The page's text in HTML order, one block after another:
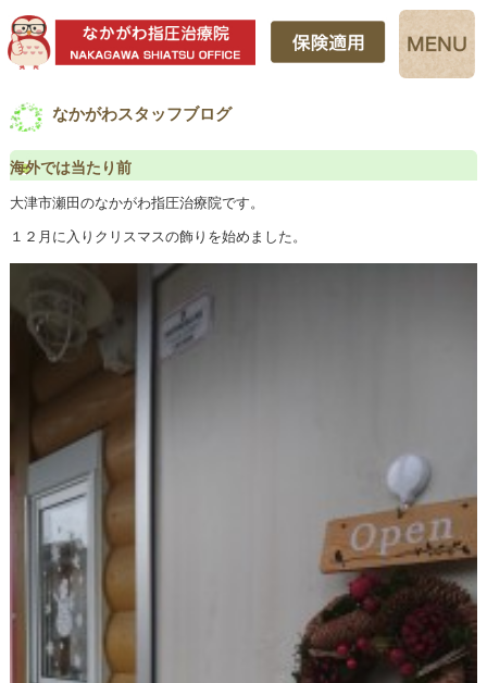
なかがわスタッフブログ
海外では当たり前
大津市瀬田のなかがわ指圧治療院です。
１２月に入りクリスマスの飾りを始めました。